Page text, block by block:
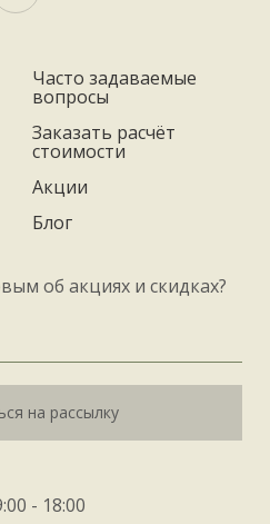
Часто задаваемые
вопросы
Заказать расчёт
стоимости
Акции
Блог
об акциях и скидках?
на рассылку
- 18:00